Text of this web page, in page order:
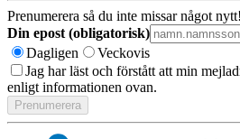
Prenumerera så du inte missar något nytt!
Din epost (obligatorisk)
Dagligen
Veckovis
Jag har läst och förstått att min
enligt informationen ovan.